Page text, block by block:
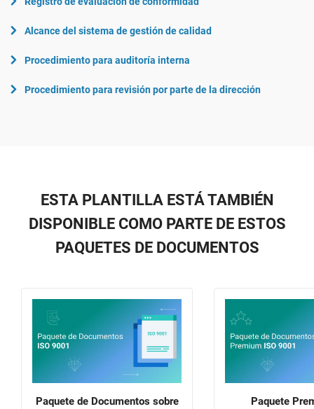
Alcance del sistema de gestión de calidad
Procedimiento para auditoría interna
Procedimiento para revisión por parte de la dirección
ESTA PLANTILLA ESTÁ TAMBIÉN
DISPONIBLE COMO PARTE DE ESTOS
PAQUETES DE DOCUMENTOS
Paquete de Documentos sobre
Paquete